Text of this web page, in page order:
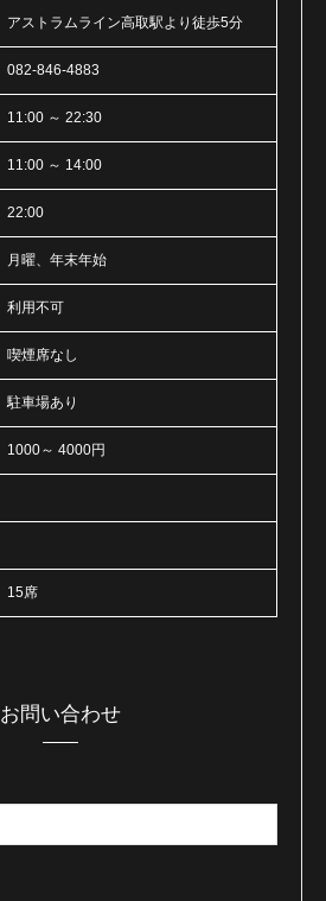
アストラムライン高取駅より徒歩5分
082-846-4883
11:00 ～ 22:30
11:00 ～ 14:00
22:00
月曜、年末年始
利用不可
喫煙席なし
駐車場あり
1000～ 4000円
15席
お問い合わせ